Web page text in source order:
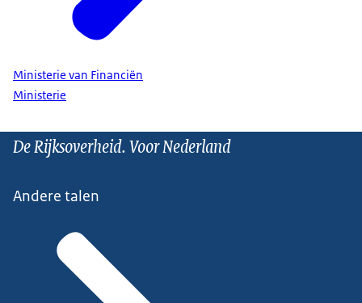
Ministerie van Financiën
Ministerie
De Rijksoverheid. Voor Nederland
Andere talen